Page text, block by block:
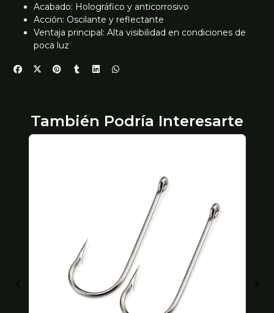
Acabado: Holográfico y anticorrosivo
Acción: Oscilante y reflectante
Ventaja principal: Alta visibilidad en condiciones de
poca luz
También Podría Interesarte